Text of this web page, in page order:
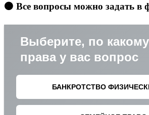
🟠 Все вопросы можно задать в